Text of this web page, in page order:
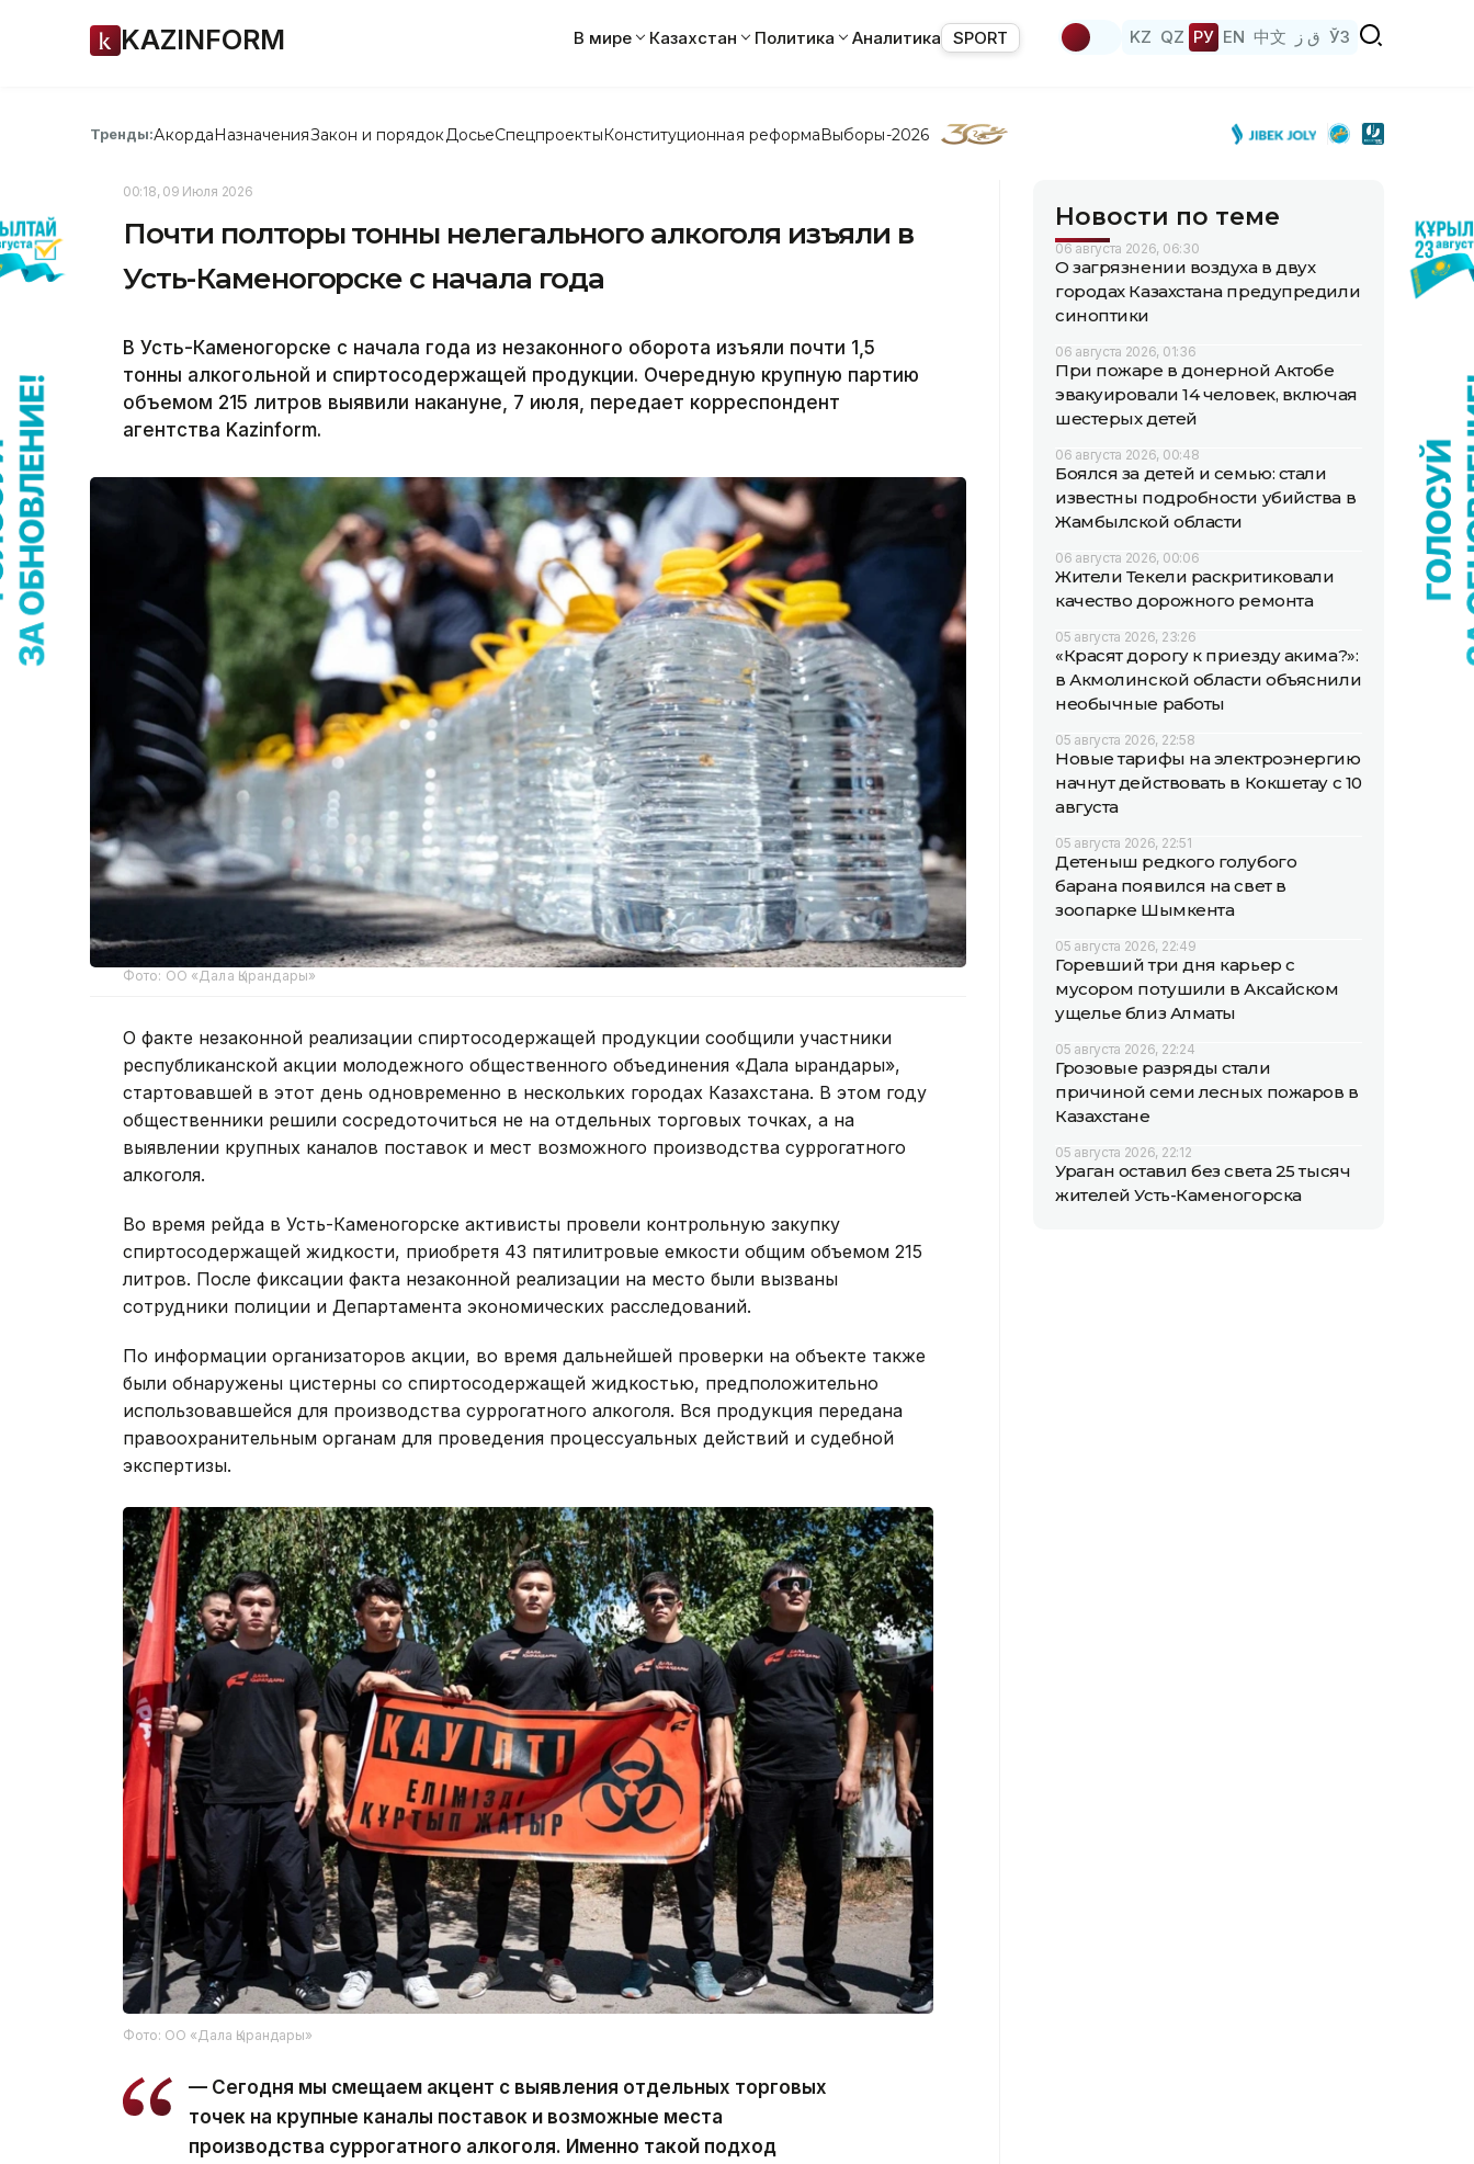
KAZINFORM В мире Казахстан Политика Аналитика SPORT KZ QZ РУ EN 中文 ق ز ЎЗ
Тренды:АкордаНазначенияЗакон и порядок ДосьеСпецпроектыКонституционная реформаВыборы-2026
00:18, 09 Июля 2026
Почти полторы тонны нелегального алкоголя изъяли в
Усть-Каменогорске с начала года
В Усть-Каменогорске с начала года из незаконного оборота изъяли почти 1,5
тонны алкогольной и спиртосодержащей продукции. Очередную крупную партию
объемом 215 литров выявили накануне, 7 июля, передает корреспондент
агентства Kazinform.
Фото: ОО «Дала Қырандары»
О факте незаконной реализации спиртосодержащей продукции сообщили участники
республиканской акции молодежного общественного объединения «Дала Қырандары»,
стартовавшей в этот день одновременно в нескольких городах Казахстана. В этом году
общественники решили сосредоточиться не на отдельных торговых точках, а на
выявлении крупных каналов поставок и мест возможного производства суррогатного
алкоголя.
Во время рейда в Усть-Каменогорске активисты провели контрольную закупку
спиртосодержащей жидкости, приобретя 43 пятилитровые емкости общим объемом 215
литров. После фиксации факта незаконной реализации на место были вызваны
сотрудники полиции и Департамента экономических расследований.
По информации организаторов акции, во время дальнейшей проверки на объекте также
были обнаружены цистерны со спиртосодержащей жидкостью, предположительно
использовавшейся для производства суррогатного алкоголя. Вся продукция передана
правоохранительным органам для проведения процессуальных действий и судебной
экспертизы.
Фото: ОО «Дала Қырандары»
— Сегодня мы смещаем акцент с выявления отдельных торговых
точек на крупные каналы поставок и возможные места
производства суррогатного алкоголя. Именно такой подход
Новости по теме
06 августа 2026, 06:30
О загрязнении воздуха в двух
городах Казахстана предупредили
синоптики
06 августа 2026, 01:36
При пожаре в донерной Актобе
эвакуировали 14 человек, включая
шестерых детей
06 августа 2026, 00:48
Боялся за детей и семью: стали
известны подробности убийства в
Жамбылской области
06 августа 2026, 00:06
Жители Текели раскритиковали
качество дорожного ремонта
05 августа 2026, 23:26
«Красят дорогу к приезду акима?»:
в Акмолинской области объяснили
необычные работы
05 августа 2026, 22:58
Новые тарифы на электроэнергию
начнут действовать в Кокшетау с 10
августа
05 августа 2026, 22:51
Детеныш редкого голубого
барана появился на свет в
зоопарке Шымкента
05 августа 2026, 22:49
Горевший три дня карьер с
мусором потушили в Аксайском
ущелье близ Алматы
05 августа 2026, 22:24
Грозовые разряды стали
причиной семи лесных пожаров в
Казахстане
05 августа 2026, 22:12
Ураган оставил без света 25 тысяч
жителей Усть-Каменогорска